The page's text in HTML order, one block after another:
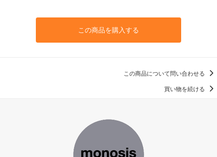
この商品を購入する
この商品について問い合わせる
買い物を続ける